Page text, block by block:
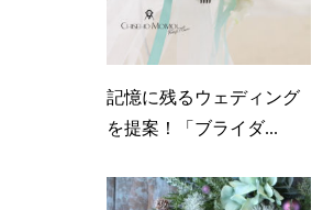
記憶に残るウェディング
を提案！「ブライダ...